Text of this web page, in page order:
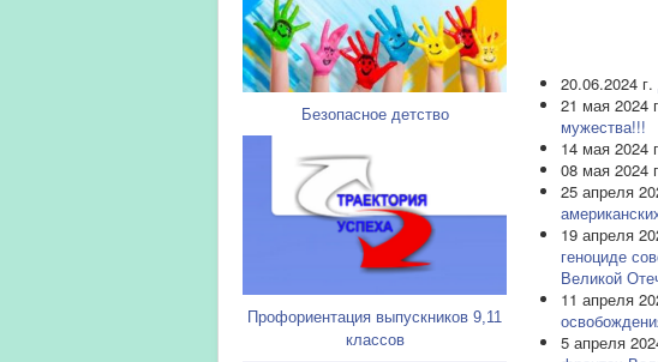
Безопасное детство
Профориентация выпускников 9,11
классов
20.06.2024 г.
21 мая 2024
мужества!!!
14 мая 2024
08 мая 2024
25 апреля
19 апреля
геноциде
Великой
11 апреля
5 апреля